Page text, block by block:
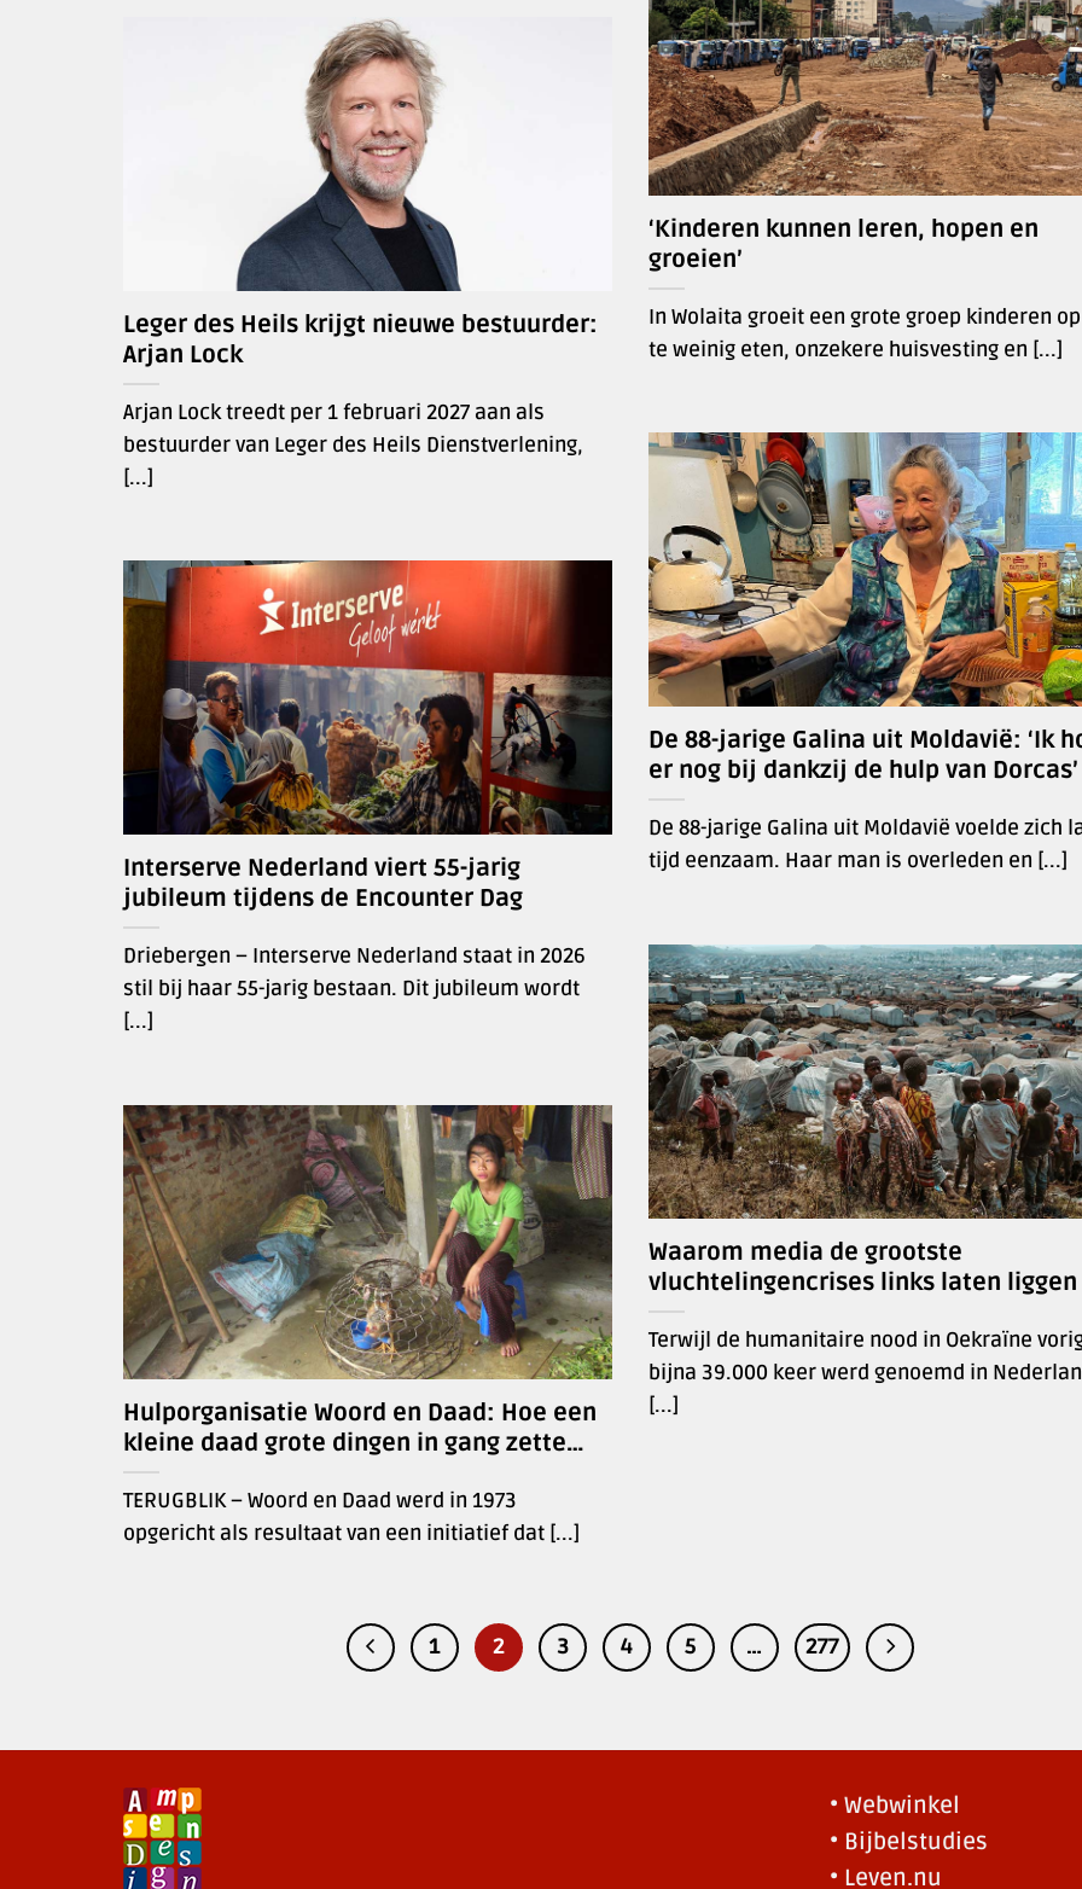
‘Kinderen kunnen leren, hopen en
groeien’
In Wolaita groeit een grote groep kinderen
te weinig eten, onzekere huisvesting en [...]
Leger des Heils krijgt nieuwe bestuurder:
Arjan Lock
Arjan Lock treedt per 1 februari 2027 aan als
bestuurder van Leger des Heils Dienstverlening,
[...]
De 88-jarige Galina uit Moldavië: ‘Ik
er nog bij dankzij de hulp van Dorcas’
De 88-jarige Galina uit Moldavië voelde zich
tijd eenzaam. Haar man is overleden en [...]
Interserve Nederland viert 55-jarig
jubileum tijdens de Encounter Dag
Driebergen – Interserve Nederland staat in 2026
stil bij haar 55-jarig bestaan. Dit jubileum wordt
[...]
Waarom media de grootste
vluchtelingencrises links laten liggen
Terwijl de humanitaire nood in Oekraïne
bijna 39.000 keer werd genoemd in
[...]
Hulporganisatie Woord en Daad: Hoe een
kleine daad grote dingen in gang zette…
TERUGBLIK – Woord en Daad werd in 1973
opgericht als resultaat van een initiatief dat [...]
1 2 3 4 5 … 277
• Webwinkel
• Bijbelstudies
• Leven.nu